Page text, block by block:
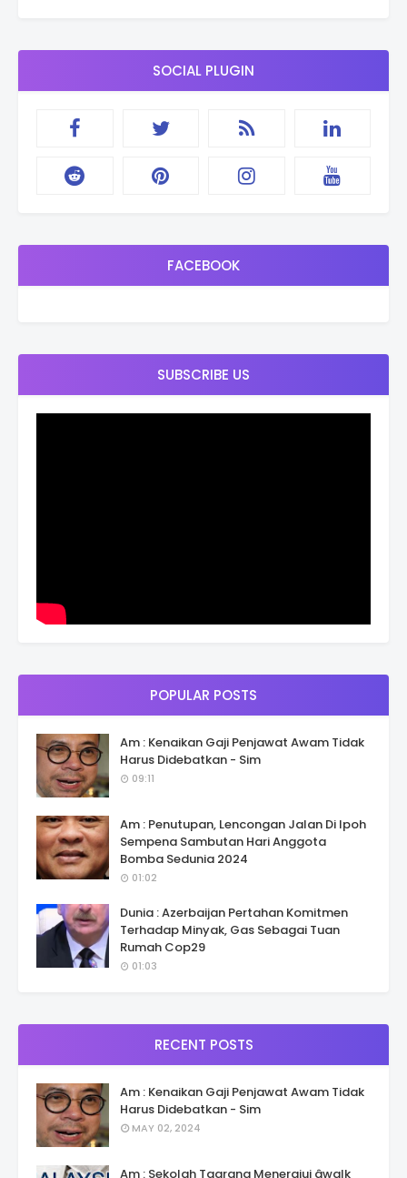
SOCIAL PLUGIN
FACEBOOK
SUBSCRIBE US
POPULAR POSTS
Am : Kenaikan Gaji Penjawat Awam Tidak
Harus Didebatkan - Sim
09:11
Am : Penutupan, Lencongan Jalan Di Ipoh
Sempena Sambutan Hari Anggota
Bomba Sedunia 2024
01:02
Dunia : Azerbaijan Pertahan Komitmen
Terhadap Minyak, Gas Sebagai Tuan
Rumah Cop29
01:03
RECENT POSTS
Am : Kenaikan Gaji Penjawat Awam Tidak
Harus Didebatkan - Sim
MAY 02, 2024
Am : Sekolah Taarana Menerajui âwalk